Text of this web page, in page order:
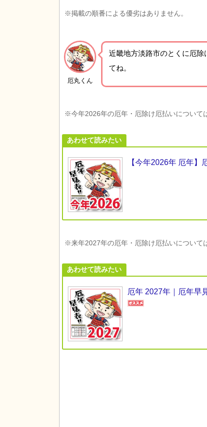
※掲載の順番による優劣はありません。
厄丸くん
近畿地方淡路市のとくに厄除
てね。
※今年2026年の厄年・厄除け厄払いについて
あわせて読みたい
【今年2026年 厄年
※来年2027年の厄年・厄除け厄払いについて
あわせて読みたい
厄年 2027年｜厄年早